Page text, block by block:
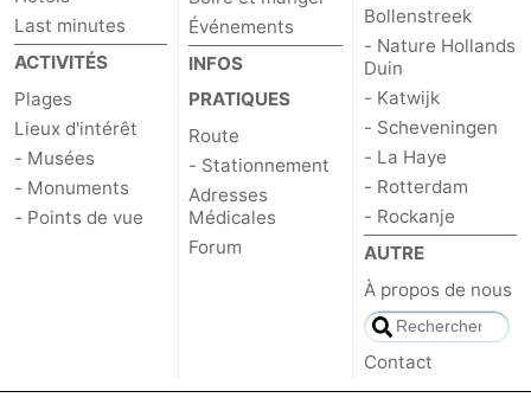
Last minutes
ACTIVITÉS
Plages
Lieux d'intérêt
- Musées
- Monuments
- Points de vue
Événements
INFOS
PRATIQUES
Route
- Stationnement
Adresses
Médicales
Forum
Bollenstreek
- Nature Hollands
Duin
- Katwijk
- Scheveningen
- La Haye
- Rotterdam
- Rockanje
AUTRE
À propos de nous
Contact